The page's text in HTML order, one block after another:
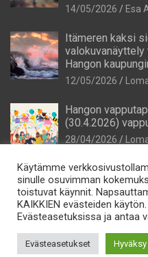
14/05/2026 Esa
Itämeren kaksi
valokuvanäyttely
Hangon
12/05/2026
Hangon
(30.4.2026)
28/04/2026
Lomahanko Oy e-mail:
Käytämme
sinulle osuvimman
toistuvat käynnit.
KAIKKIEN evästeiden
Evästeasetuksissa ja antaa
Evästeasetukset